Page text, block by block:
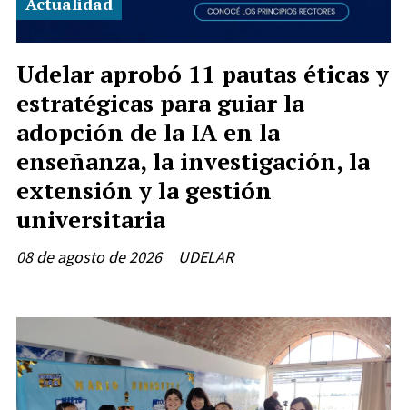
Udelar aprobó 11 pautas éticas y
estratégicas para guiar la
adopción de la IA en la
enseñanza, la investigación, la
extensión y la gestión
universitaria
UDELAR
08 de agosto de 2026